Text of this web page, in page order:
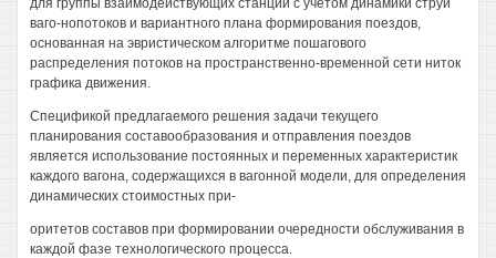
для группы взаимодействующих станций с учетом динамики струй
ваго-нопотоков и вариантного плана формирования поездов,
основанная на эвристическом алгоритме пошагового
распределения потоков на пространственно-временной сети ниток
графика движения.
Спецификой предлагаемого решения задачи текущего
планирования составообразования и отправления поездов
является использование постоянных и переменных характеристик
каждого вагона, содержащихся в вагонной модели, для определения
динамических стоимостных при-
оритетов составов при формировании очередности обслуживания в
каждой фазе технологического процесса.